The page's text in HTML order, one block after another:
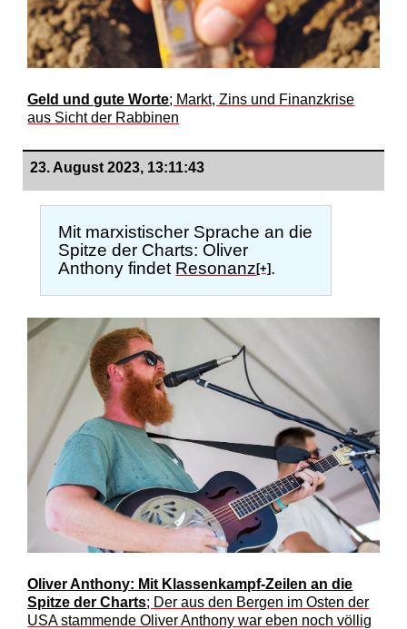
Geld und gute Worte; Markt, Zins und Finanzkrise
aus Sicht der Rabbinen
23. August 2023, 13:11:43
Mit marxistischer Sprache an die
Spitze der Charts: Oliver
Anthony findet Resonanz[+] .
Oliver Anthony: Mit Klassenkampf-Zeilen an die
Spitze der Charts; Der aus den Bergen im Osten der
USA stammende Oliver Anthony war eben noch völlig